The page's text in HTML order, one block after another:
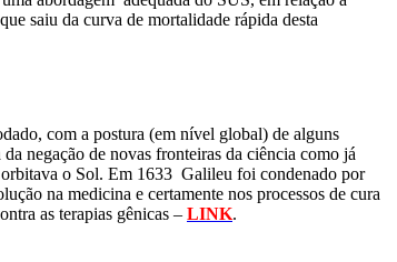
saiu da curva de mortalidade rápida desta
com a postura (em nível global) de alguns
negação de novas fronteiras da ciência como já
o Sol. Em 1633 Galileu foi condenado por
na medicina e certamente nos processos de cura
as terapias gênicas – LINK.